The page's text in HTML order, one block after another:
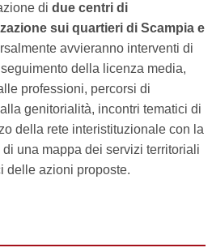
di due centri di
sui quartieri di Scampia e
avvieranno interventi di
della licenza media,
professioni, percorsi di
genitorialità, incontri tematici di
della rete interistituzionale con la
una mappa dei servizi territoriali
delle azioni proposte.